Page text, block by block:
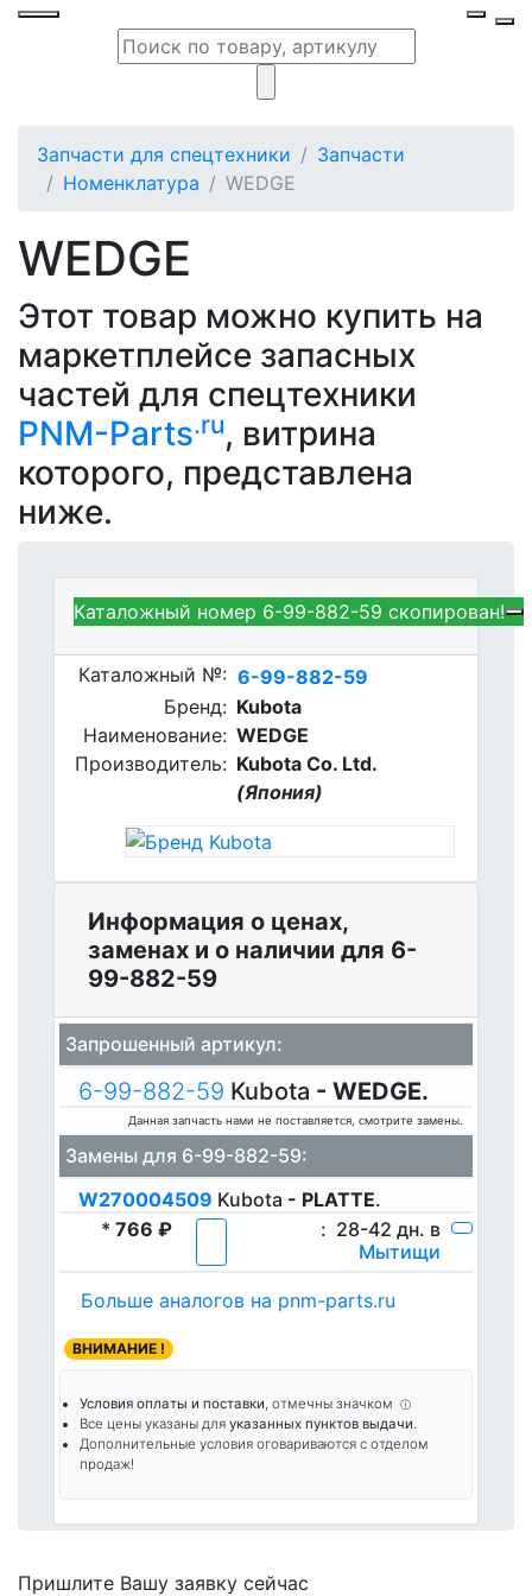
Запчасти для спецтехники
Запчасти
Номенклатура
WEDGE
WEDGE
Этот товар можно купить на
маркетплейсе запасных
частей для спецтехники
PNM-Parts.ru, витрина
которого, представлена
ниже.
Kubota 6-99-882-59 - WEDGE
Каталожный №: 6-99-882-59
Бренд: Kubota
Наименование: WEDGE
Производитель: Kubota Co. Ltd.
(Япония)
Каталожный номер 6-99-882-59 скопирован!
Информация о ценах,
заменах и о наличии для 6-
99-882-59
Запрошенный артикул:
6-99-882-59 Kubota - WEDGE.
Данная запчасть нами не поставляется, смотрите замены.
Замены для 6-99-882-59:
W270004509 Kubota - PLATTE.
* 766 ₽ : 28-42 дн. в
Мытищи
Больше аналогов на pnm-parts.ru
ВНИМАНИЕ !
Условия оплаты и поставки, отмечны значком ⓘ
Все цены указаны для указанных пунктов выдачи.
Дополнительные условия оговариваются с отделом
продаж!
Пришлите Вашу заявку сейчас